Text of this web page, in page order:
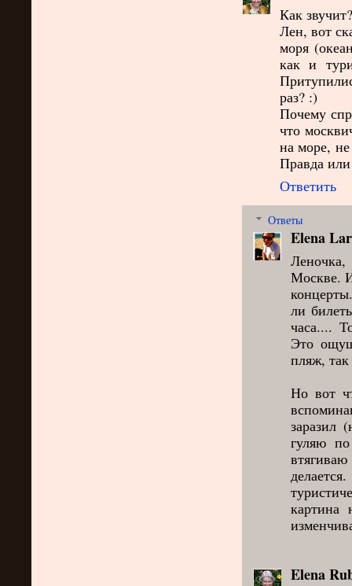
Как
Лен, вот
моря
как и
раз? :)
Почему
что
на море,
Правда или
Ответить
Ответы
Elena
Москве.
ли
часа....
Это
пляж,
Но вот
заразил
гуляю
Elena